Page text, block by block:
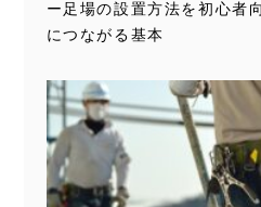
ー足場の設置方法を初心者
につながる基本